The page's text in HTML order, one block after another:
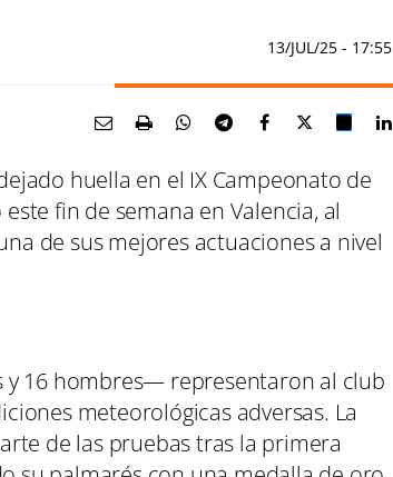
13/JUL/25 - 17:55
huella en el IX Campeonato de
fin de semana en Valencia, al
de sus mejores actuaciones a nivel
16 hombres— representaron al club
meteorológicas adversas. La
de las pruebas tras la primera